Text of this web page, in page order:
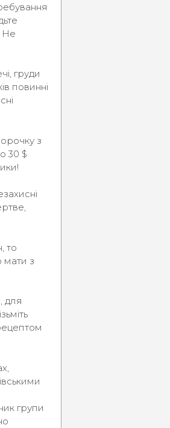
Не
груди
повинні
з
30 $
то
мати з
для
групи